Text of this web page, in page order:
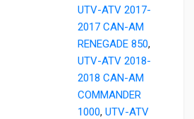
UTV-ATV 2017-
2017 CAN-AM
RENEGADE 850,
UTV-ATV 2018-
2018 CAN-AM
COMMANDER
1000, UTV-ATV